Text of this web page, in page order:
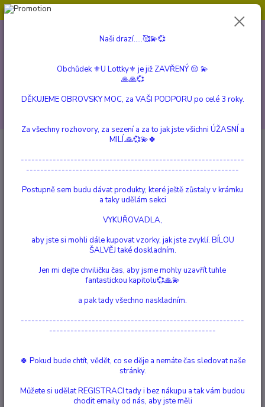
CZK
Kyvadlo ze surového AMETYSTU
Kyvadlo ze surového AMETYSTU
TOP produkt
Kyvadla jsou nástroje používané pro věštecké účely, energetické léčení
a osobní rozvoj. Jedním z nejpopulárnějších materiálů pro výrobu
kyvadel je ametyst, který je známý svými duchovními a léčebnými
surovým ametystem. Surový ametyst A... celý popis
Dostupnost Skladem 1 ks
Naši drazí.....🥰💫💞
Obchůdek ⚜️U Lottky⚜️ je již ZAVŘENÝ 😔 💫
🙏🙏💞
DĚKUJEME OBROVSKY MOC, za VAŠI PODPORU po celé 3 roky.
Za všechny rozhovory, za sezení a za to jak jste všichni ÚŽASNÍ a
MILÍ.🙏💞💫🍀
---------------------------------------------------------------
------------------------------------------------------------
Postupně sem budu dávat produkty, které ještě zůstaly v krámku
a taky udělám sekci
VYKUŘOVADLA,
aby jste si mohli dále kupovat vzorky, jak jste zvyklí. BÍLOU
ŠALVĚJ také doskladním.
Jen mi dejte chviličku čas, aby jsme mohly uzavřít tuhle
fantastickou kapitolu💞🙏💫
a pak tady všechno naskladním.
---------------------------------------------------------------
-----------------------------------------------
🍀 Pokud bude chtít, vědět, co se děje a nemáte čas sledovat naše
stránky.
Můžete si udělat REGISTRACI tady i bez nákupu a tak vám budou
chodit emaily od nás, aby jste měli